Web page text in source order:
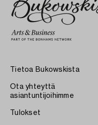
Tietoa Bukowskista
Ota yhteyttä
asiantuntijoihimme
Tulokset